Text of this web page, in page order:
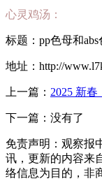
心灵鸡汤：
标题：pp色母和
地址：http://
上一篇： 2025 新
下一篇：没有了
免责声明：观察报
讯，更新的内容来
络信息为目的，非